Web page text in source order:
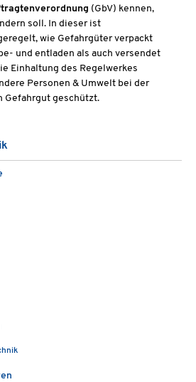
(GbV) kennen,
soll. In dieser ist
wie Gefahrgüter verpackt
und entladen als auch versendet
Einhaltung des Regelwerkes
Personen & Umwelt bei der
Gefahrgut geschützt.